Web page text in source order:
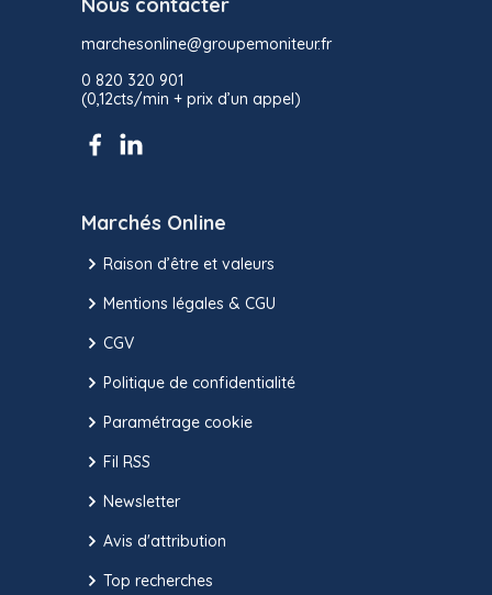
marchesonline@groupemoniteur.fr
0 820 320 901
(0,12cts/min + prix d’un appel)
Marchés Online
Raison d’être et valeurs
Mentions légales & CGU
CGV
Politique de confidentialité
Paramétrage cookie
Fil RSS
Newsletter
Avis d'attribution
Top recherches